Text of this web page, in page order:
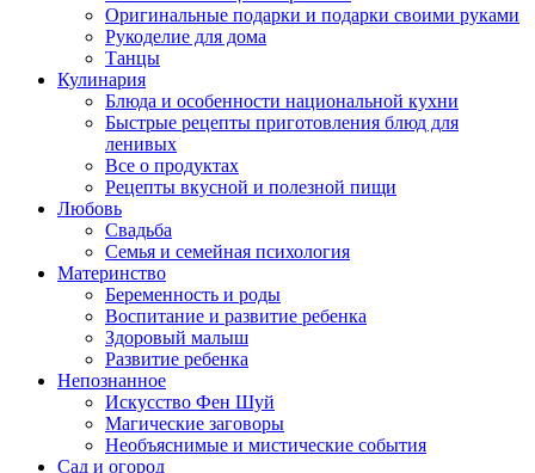
Оригинальные подарки и подарки своими руками
Рукоделие для дома
Танцы
Кулинария
Блюда и особенности национальной кухни
Быстрые рецепты приготовления блюд для
ленивых
Все о продуктах
Рецепты вкусной и полезной пищи
Любовь
Свадьба
Семья и семейная психология
Материнство
Беременность и роды
Воспитание и развитие ребенка
Здоровый малыш
Развитие ребенка
Непознанное
Искусство Фен Шуй
Магические заговоры
Необъяснимые и мистические события
Сад и огород